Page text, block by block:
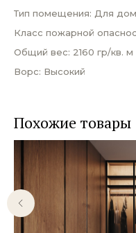
Тип помещения: Для
Класс пожарной
Общий вес: 2160 гр/кв. м
Ворс: Высокий
Похожие товары